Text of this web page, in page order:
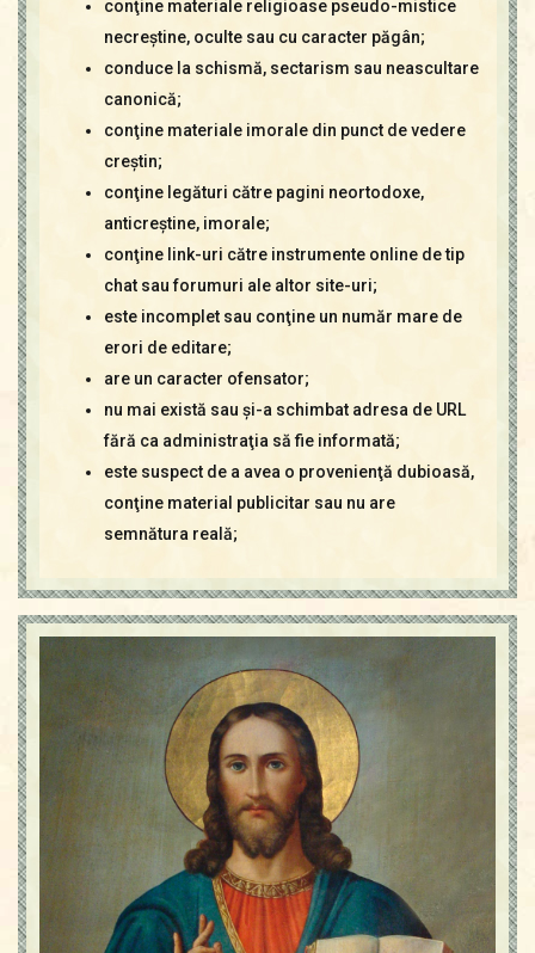
conţine materiale religioase pseudo-mistice
necreştine, oculte sau cu caracter păgân;
conduce la schismă, sectarism sau neascultare
canonică;
conţine materiale imorale din punct de vedere
creştin;
conţine legături către pagini neortodoxe,
anticreştine, imorale;
conţine link-uri către instrumente online de tip
chat sau forumuri ale altor site-uri;
este incomplet sau conţine un număr mare de
erori de editare;
are un caracter ofensator;
nu mai există sau şi-a schimbat adresa de URL
fără ca administraţia să fie informată;
este suspect de a avea o provenienţă dubioasă,
conţine material publicitar sau nu are
semnătura reală;